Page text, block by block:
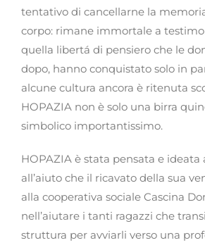
tentativo di cancellarne la
corpo: rimane immortale a
quella libertá di pensiero che le
dopo, hanno conquistato solo in
alcune cultura ancora è ritenuta
HOPAZIA non è solo una birra
simbolico importantissimo.
HOPAZIA è stata pensata e ideata
all’aiuto che il ricavato della sua
alla cooperativa sociale Cascina
nell’aiutare i tanti ragazzi che
struttura per avviarli verso una